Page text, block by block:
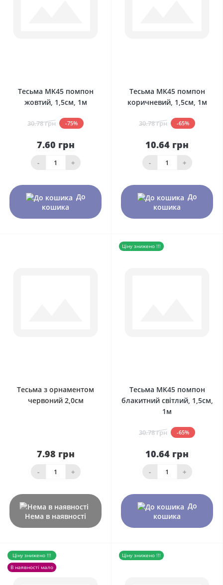
Тесьма MK45 помпон
жовтий, 1,5см, 1м
30.78 грн -75%
7.60 грн
- +
До
кошика
Тесьма MK45 помпон
коричневий, 1,5см, 1м
30.78 грн -65%
10.64 грн
- +
До
кошика
Тесьма з орнаментом
червоний 2,0см
7.98 грн
- +
Нема в наявності
Ціну знижено !!!
Тесьма MK45 помпон
блакитний світлий, 1,5см,
1м
30.78 грн -65%
10.64 грн
- +
До
кошика
Ціну знижено !!!
В наявності мало
Ціну знижено !!!